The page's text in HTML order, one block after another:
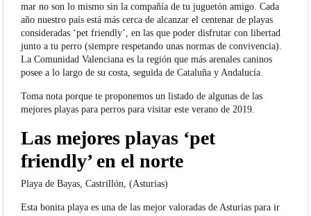
mar no son lo mismo sin la compañía de tu juguetón amigo. Cada
año nuestro país está más cerca de alcanzar el centenar de playas
consideradas ‘pet friendly’, en las que poder disfrutar con libertad
junto a tu perro (siempre respetando unas normas de convivencia).
La Comunidad Valenciana es la región que más arenales caninos
posee a lo largo de su costa, seguida de Cataluña y Andalucía.
Toma nota porque te proponemos un listado de algunas de las
mejores playas para perros para visitar este verano de 2019.
Las mejores playas ‘pet
friendly’ en el norte
Playa de Bayas, Castrillón, (Asturias)
Esta bonita playa es una de las mejor valoradas de Asturias para ir